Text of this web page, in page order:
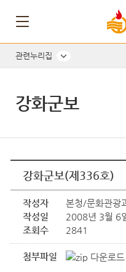
관련누리집
강화군보
강화군보(제336호)
작성자
본청/문화관광
작성일
2008년 3월 6
조회수
2841
첨부파일